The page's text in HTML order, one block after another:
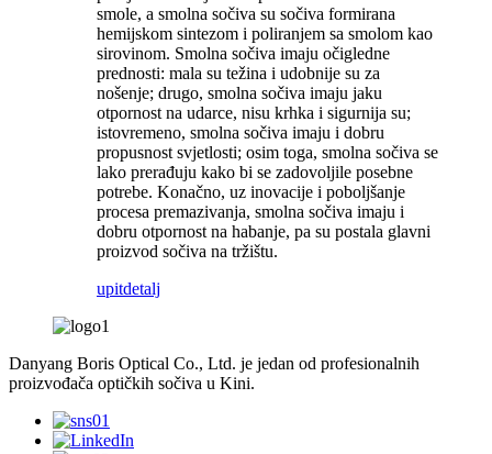
smole, a smolna sočiva su sočiva formirana
hemijskom sintezom i poliranjem sa smolom kao
sirovinom. Smolna sočiva imaju očigledne
prednosti: mala su težina i udobnije su za
nošenje; drugo, smolna sočiva imaju jaku
otpornost na udarce, nisu krhka i sigurnija su;
istovremeno, smolna sočiva imaju i dobru
propusnost svjetlosti; osim toga, smolna sočiva se
lako prerađuju kako bi se zadovoljile posebne
potrebe. Konačno, uz inovacije i poboljšanje
procesa premazivanja, smolna sočiva imaju i
dobru otpornost na habanje, pa su postala glavni
proizvod sočiva na tržištu.
upitdetalj
Danyang Boris Optical Co., Ltd. je jedan od profesionalnih
proizvođača optičkih sočiva u Kini.